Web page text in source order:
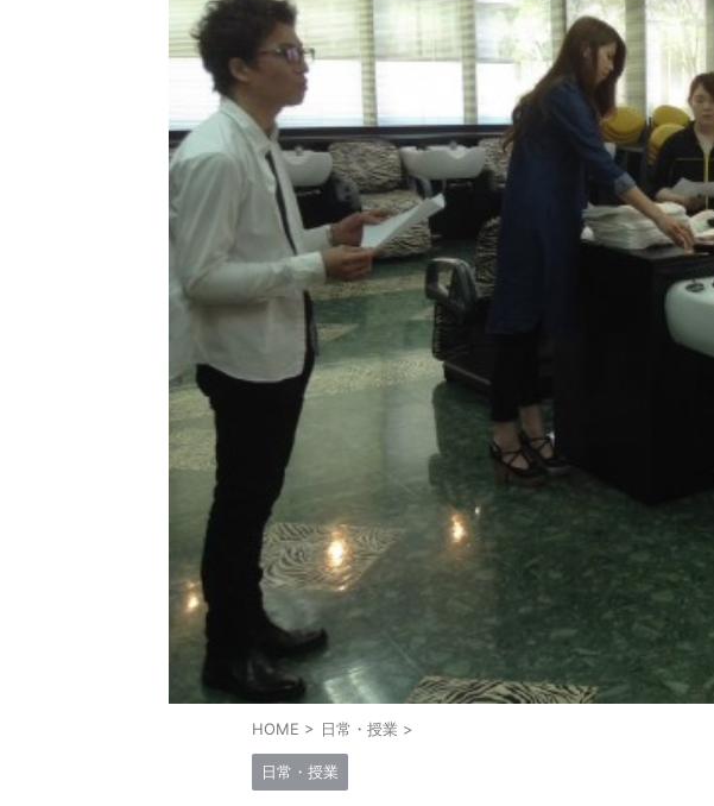
HOME > 日常・授業 >
日常・授業